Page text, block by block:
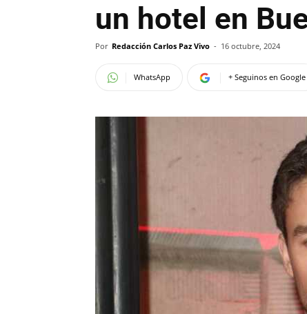
un hotel en
Por Redacción Carlos Paz Vivo - 16 octubre, 2024
WhatsApp + Seguinos en Google